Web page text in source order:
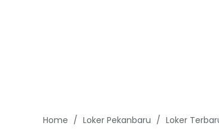
Home Loker Pekanbaru Loker